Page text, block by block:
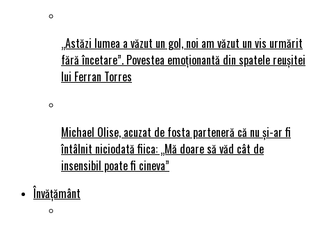
„Astăzi lumea a văzut un gol, noi am văzut un vis urmărit
fără încetare”. Povestea emoționantă din spatele reușitei
lui Ferran Torres
Michael Olise, acuzat de fosta parteneră că nu și-ar fi
întâlnit niciodată fiica: „Mă doare să văd cât de
insensibil poate fi cineva”
Învățământ